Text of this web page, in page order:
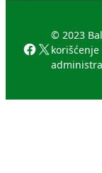
Facebook
X
© 2023